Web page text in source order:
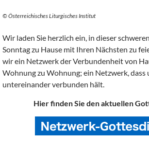
© Österreichisches Liturgisches Institut
Wir laden Sie herzlich ein, in dieser
Sonntag zu Hause mit Ihren Nächsten zu
wir ein Netzwerk der Verbundenheit von
Wohnung zu Wohnung; ein Netzwerk,
untereinander verbunden hält.
Hier finden Sie den aktuellen